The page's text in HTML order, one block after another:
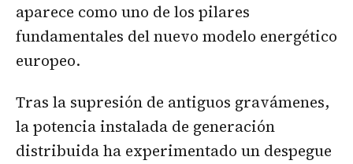
aparece como uno de los pilares
fundamentales del nuevo modelo energético
europeo.
Tras la supresión de antiguos gravámenes,
la potencia instalada de generación
distribuida ha experimentado un despegue